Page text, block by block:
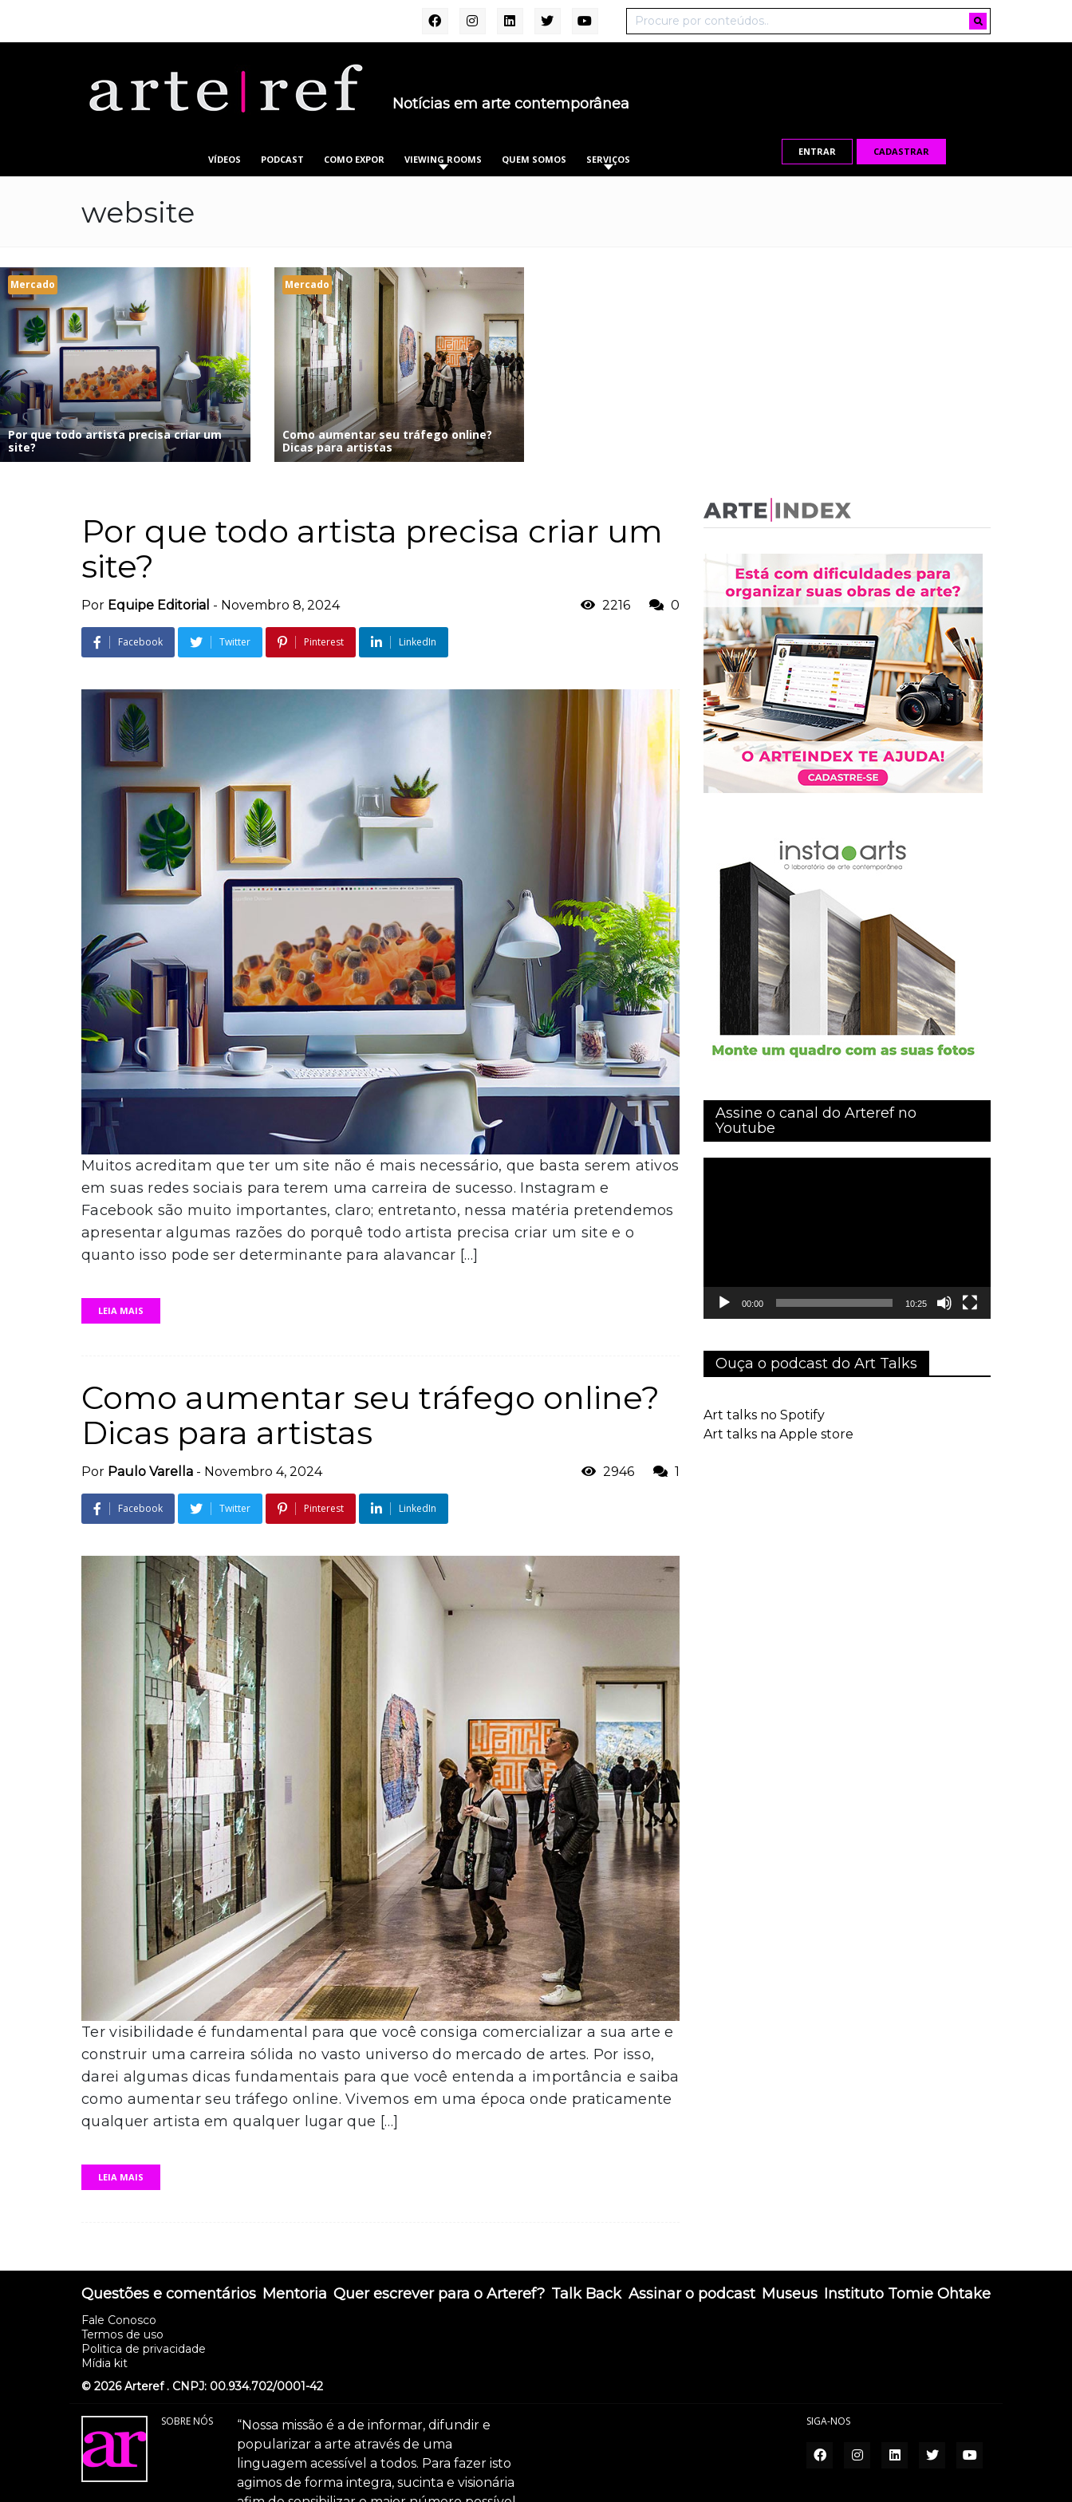
Notícias em arte contemporânea
VÍDEOS PODCAST COMO EXPOR VIEWING ROOMS QUEM SOMOS SERVIÇOS
ENTRAR CADASTRAR
website
Mercado
Por que todo artista precisa criar um
site?
Mercado
Como aumentar seu tráfego online?
Dicas para artistas
Por que todo artista precisa criar um
site?
Por Equipe Editorial - Novembro 8, 2024 2216 0
Facebook Twitter Pinterest LinkedIn
Muitos acreditam que ter um site não é mais necessário, que basta serem ativos
em suas redes sociais para terem uma carreira de sucesso. Instagram e
Facebook são muito importantes, claro; entretanto, nessa matéria pretendemos
apresentar algumas razões do porquê todo artista precisa criar um site e o
quanto isso pode ser determinante para alavancar […]
LEIA MAIS
Como aumentar seu tráfego online?
Dicas para artistas
Por Paulo Varella - Novembro 4, 2024 2946 1
Facebook Twitter Pinterest LinkedIn
Ter visibilidade é fundamental para que você consiga comercializar a sua arte e
construir uma carreira sólida no vasto universo do mercado de artes. Por isso,
darei algumas dicas fundamentais para que você entenda a importância e saiba
como aumentar seu tráfego online. Vivemos em uma época onde praticamente
qualquer artista em qualquer lugar que […]
LEIA MAIS
Assine o canal do Arteref no
Youtube
00:00 10:25
Ouça o podcast do Art Talks
Art talks no Spotify
Art talks na Apple store
Questões e comentários
Fale Conosco
Termos de uso
Politica de privacidade
Mídia kit
Mentoria Quer escrever para o Arteref? Talk Back Assinar o podcast Museus Instituto Tomie Ohtake
© 2026 Arteref . CNPJ: 00.934.702/0001-42
SOBRE NÓS
“Nossa missão é a de informar, difundir e
popularizar a arte através de uma
linguagem acessível a todos. Para fazer isto
agimos de forma integra, sucinta e visionária
SIGA-NOS